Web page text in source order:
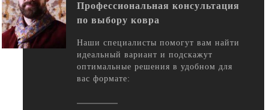
Профессиональная консультация
по выбору ковра
Наши специалисты помогут вам найти
идеальный вариант и подскажут
оптимальные решения в удобном для
вас формате: